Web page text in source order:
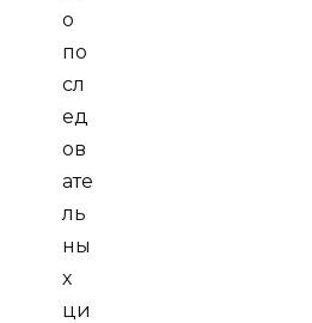
о
по
сл
ед
ов
ате
ль
ны
х
ци